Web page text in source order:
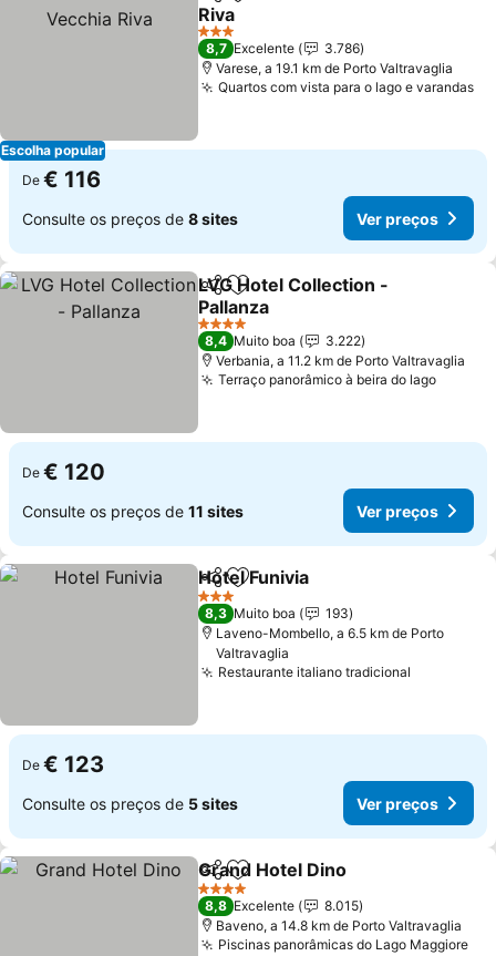
Escolha popular
Riva
3 Estrelas
8,7 Excelente
3.786
Varese, a 19.1 km de Porto Valtravaglia
Quartos com vista para o lago e varandas
De € 116
Consulte os preços de 8 sites Ver preços
PartilharAdicionar aos favoritos
LVG Hotel Collection -
Pallanza
4 Estrelas
8,4 Muito boa
3.222
Verbania, a 11.2 km de Porto Valtravaglia
Terraço panorâmico à beira do lago
De € 120
Consulte os preços de 11 sites Ver preços
PartilharAdicionar aos favoritos
Hotel Funivia
3 Estrelas
8,3 Muito boa
193
Laveno-Mombello, a 6.5 km de Porto
Valtravaglia
Restaurante italiano tradicional
De € 123
Consulte os preços de 5 sites Ver preços
PartilharAdicionar aos favoritos
Grand Hotel Dino
4 Estrelas
8,8 Excelente
8.015
Baveno, a 14.8 km de Porto Valtravaglia
Piscinas panorâmicas do Lago Maggiore